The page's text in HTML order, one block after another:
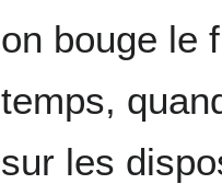
on bouge le
temps,
sur les